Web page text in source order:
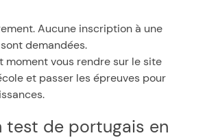
Aucune inscription à une
demandées.
moment vous rendre sur le site
et passer les épreuves pour